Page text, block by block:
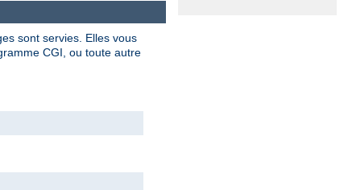
sont servies. Elles vous
CGI, ou toute autre